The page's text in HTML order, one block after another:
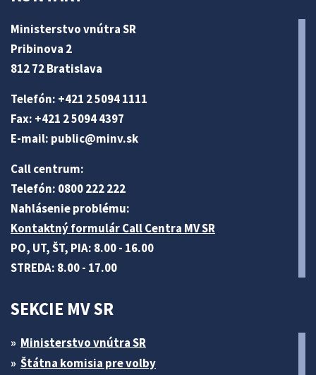
Ministerstvo vnútra SR
Pribinova 2
812 72 Bratislava
Telefón: +421 2 5094 1111
Fax: +421 2 5094 4397
E-mail: public@minv.sk
Call centrum:
Telefón: 0800 222 222
Nahlásenie problému:
Kontaktný formulár Call Centra MV SR
PO, UT, ŠT, PIA: 8.00 - 16.00
STREDA: 8.00 - 17.00
SEKCIE MV SR
Ministerstvo vnútra SR
Štátna komisia pre volby